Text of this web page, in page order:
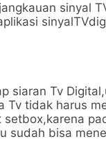
sinyal
siaran Tv
Tv tidak harus
setbox,karena
sudah bisa